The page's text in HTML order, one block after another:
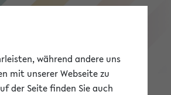
eKVV
während andere uns
mit unserer Webseite zu
der Seite finden Sie auch